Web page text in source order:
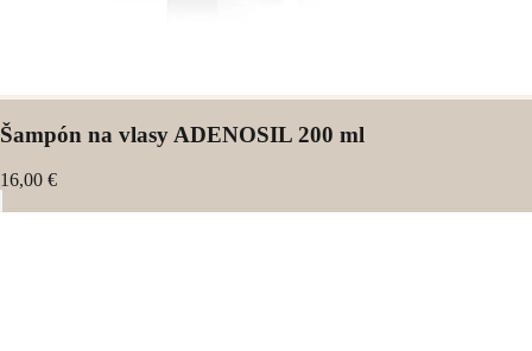
Šampón na vlasy ADENOSIL 200 ml
16,00 €